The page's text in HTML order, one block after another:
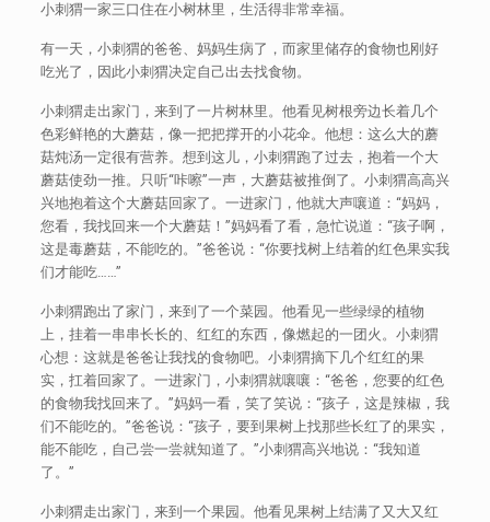
小刺猬一家三口住在小树林里，生活得非常幸福。
有一天，小刺猬的爸爸、妈妈生病了，而家里储存的食物也刚好
吃光了，因此小刺猬决定自己出去找食物。
小刺猬走出家门，来到了一片树林里。他看见树根旁边长着几个
色彩鲜艳的大蘑菇，像一把把撑开的小花伞。他想：这么大的蘑
菇炖汤一定很有营养。想到这儿，小刺猬跑了过去，抱着一个大
蘑菇使劲一推。只听“咔嚓”一声，大蘑菇被推倒了。小刺猬高高兴
兴地抱着这个大蘑菇回家了。一进家门，他就大声嚷道：“妈妈，
您看，我找回来一个大蘑菇！”妈妈看了看，急忙说道：“孩子啊，
这是毒蘑菇，不能吃的。”爸爸说：“你要找树上结着的红色果实我
们才能吃……”
小刺猬跑出了家门，来到了一个菜园。他看见一些绿绿的植物
上，挂着一串串长长的、红红的东西，像燃起的一团火。小刺猬
心想：这就是爸爸让我找的食物吧。小刺猬摘下几个红红的果
实，扛着回家了。一进家门，小刺猬就嚷嚷：“爸爸，您要的红色
的食物我找回来了。”妈妈一看，笑了笑说：“孩子，这是辣椒，我
们不能吃的。”爸爸说：“孩子，要到果树上找那些长红了的果实，
能不能吃，自己尝一尝就知道了。”小刺猬高兴地说：“我知道
了。”
小刺猬走出家门，来到一个果园。他看见果树上结满了又大又红